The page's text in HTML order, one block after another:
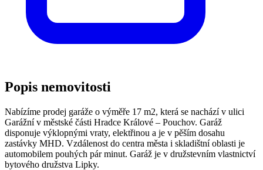
Popis nemovitosti
Nabízíme prodej garáže o výměře 17 m2, která se nachází v ulici
Garážní v městské části Hradce Králové – Pouchov. Garáž
disponuje výklopnými vraty, elektřinou a je v pěším dosahu
zastávky MHD. Vzdálenost do centra města i skladištní oblasti je
automobilem pouhých pár minut. Garáž je v družstevním vlastnictví
bytového družstva Lipky.